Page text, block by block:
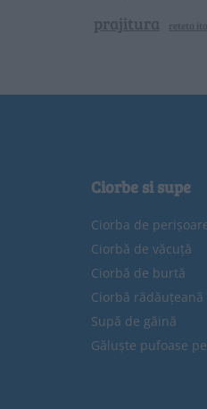
prajitura reteta
Ciorbe si supe
Ciorba de
Ciorbă de văcuță
Ciorbă de burtă
Ciorbă rădăuțeană
Supă de găină
Găluște pufoase